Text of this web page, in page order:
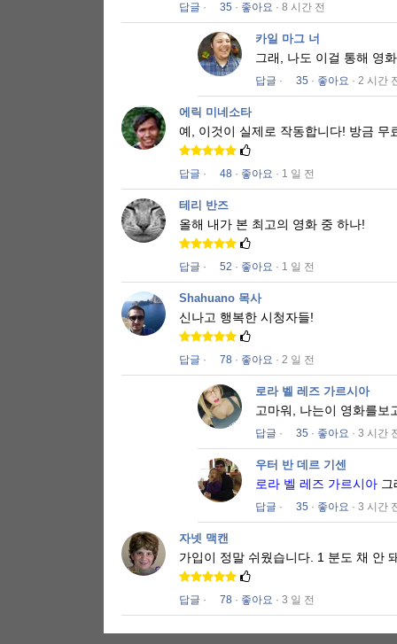
답글 · 35 · 좋아요 · 8 시간 전
카일 마그 너
그래, 나도 이걸 통해 영
답글 · 35 · 좋아요 · 2 시간
에릭 미네소타
예, 이것이 실제로 작동합니다! 방금 무
답글 · 48 · 좋아요 · 1 일 전
테리 반즈
올해 내가 본 최고의 영화 중 하나!
답글 · 52 · 좋아요 · 1 일 전
Shahuano 목사
신나고 행복한 시청자들!
답글 · 78 · 좋아요 · 2 일 전
로라 벨 레즈 가르시아
고마워, 나는이 영화를보
답글 · 35 · 좋아요 · 3 시간
우터 반 데르 기센
로라 벨 레즈 가르시아 그
답글 · 35 · 좋아요 · 3 시간
자넷 맥캔
가입이 정말 쉬웠습니다. 1 분도 채 안
답글 · 78 · 좋아요 · 3 일 전